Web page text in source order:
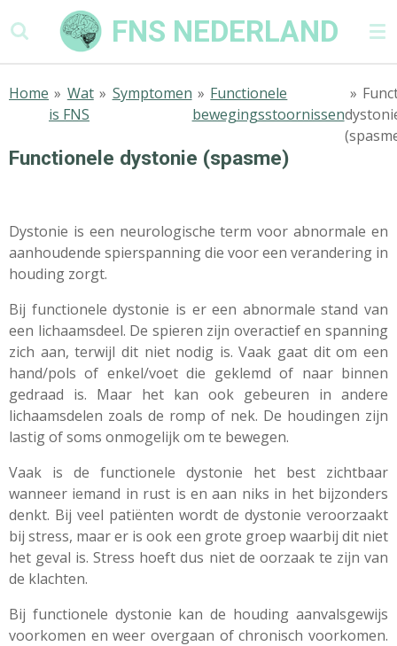
direct
hoofdinhoud
FNS NEDERLAND
Home » Wat
is FNS
» Symptomen » Functionele
bewegingsstoornissen
»
Functionele dystonie (spasme)
Dystonie is een neurologische term voor abnormale en
aanhoudende spierspanning die voor een verandering in
houding zorgt.
Bij functionele dystonie is er een abnormale stand van
een lichaamsdeel. De spieren zijn overactief en spanning
zich aan, terwijl dit niet nodig is. Vaak gaat dit om een
hand/pols of enkel/voet die geklemd of naar binnen
gedraad is. Maar het kan ook gebeuren in andere
lichaamsdelen zoals de romp of nek. De houdingen zijn
lastig of soms onmogelijk om te bewegen.
Vaak is de functionele dystonie het best zichtbaar
wanneer iemand in rust is en aan niks in het bijzonders
denkt. Bij veel patiënten wordt de dystonie veroorzaakt
bij stress, maar er is ook een grote groep waarbij dit niet
het geval is. Stress hoeft dus niet de oorzaak te zijn van
de klachten.
Bij functionele dystonie kan de houding aanvalsgewijs
voorkomen en weer overgaan of chronisch voorkomen.